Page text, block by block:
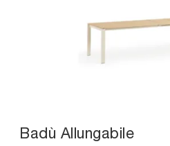
Badù Allungabile